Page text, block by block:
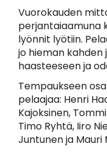
Vuorokauden
perjantaiaamuna
lyönnit lyötiin.
jo hieman
haasteeseen ja
Tempaukseen
pelaajaa: Henri
Kajoksinen,
Timo Ryhtä, Iiro
Juntunen ja Mauri